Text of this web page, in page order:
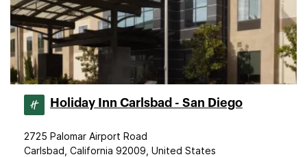
Holiday Inn Carlsbad - San Diego
2725 Palomar Airport Road
Carlsbad, California 92009, United States